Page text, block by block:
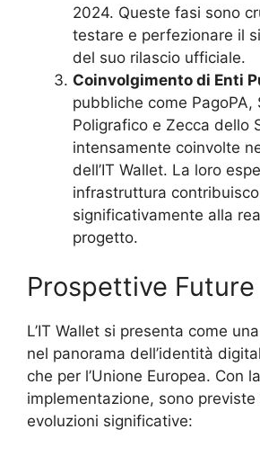
2024. Queste fasi sono
testare e perfezionare il
del suo rilascio ufficiale.
Coinvolgimento di Enti
pubbliche come PagoPA,
Poligrafico e Zecca dello
intensamente coinvolte
dell’IT Wallet. La loro
infrastruttura
significativamente alla
progetto.
Prospettive Future
L’IT Wallet si presenta come
nel panorama dell’identità
che per l’Unione Europea. Con
implementazione, sono previste
evoluzioni significative: